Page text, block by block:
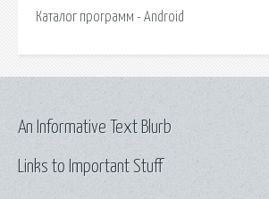
Каталог программ - Android
Links to Important Stuff
An Informative Text Blurb